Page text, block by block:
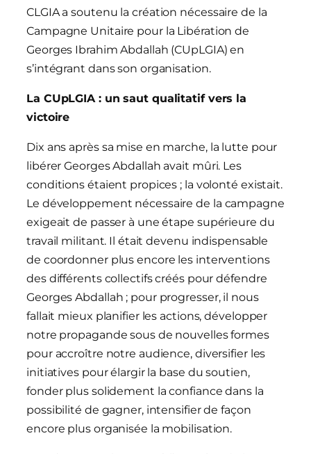
CLGIA a soutenu la création nécessaire de la
Campagne Unitaire pour la Libération de
Georges Ibrahim Abdallah (CUpLGIA) en
s’intégrant dans son organisation.
La CUpLGIA : un saut qualitatif vers la
victoire
Dix ans après sa mise en marche, la lutte pour
libérer Georges Abdallah avait mûri. Les
conditions étaient propices ; la volonté existait.
Le développement nécessaire de la campagne
exigeait de passer à une étape supérieure du
travail militant. Il était devenu indispensable
de coordonner plus encore les interventions
des différents collectifs créés pour défendre
Georges Abdallah ; pour progresser, il nous
fallait mieux planifier les actions, développer
notre propagande sous de nouvelles formes
pour accroître notre audience, diversifier les
initiatives pour élargir la base du soutien,
fonder plus solidement la confiance dans la
possibilité de gagner, intensifier de façon
encore plus organisée la mobilisation.